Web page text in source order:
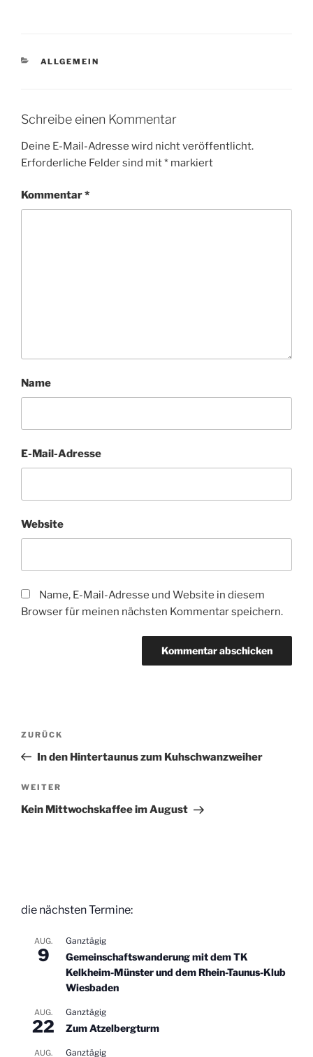
KATEGORIEN
ALLGEMEIN
Schreibe einen Kommentar
Deine E-Mail-Adresse wird nicht veröffentlicht.
Erforderliche Felder sind mit* markiert
Kommentar*
Name
E-Mail-Adresse
Website
Name, E-Mail-Adresse und Website in diesem
Browser für meinen nächsten Kommentar speichern.
Beitragsnavigation
Vorheriger
Beitrag
ZURÜCK
In den Hintertaunus zum Kuhschwanzweiher
Nächster
Beitrag
WEITER
Kein Mittwochskaffee im August
die nächsten Termine:
AUG.
9
Ganztägig
Gemeinschaftswanderung mit dem TK
Kelkheim-Münster und dem Rhein-Taunus-Klub
Wiesbaden
AUG.
22
Ganztägig
Zum Atzelbergturm
AUG. Ganztägig